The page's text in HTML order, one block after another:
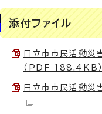
添付ファイル
日立市市民活動災
（PDF 188.4KB）
日立市市民活動